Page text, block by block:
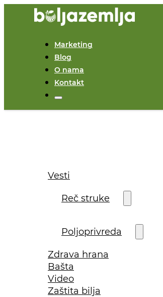
Marketing
Blog
O nama
Kontakt
Vesti
Reč struke
Poljoprivreda
Zdrava hrana
Bašta
Video
Zaštita bilja